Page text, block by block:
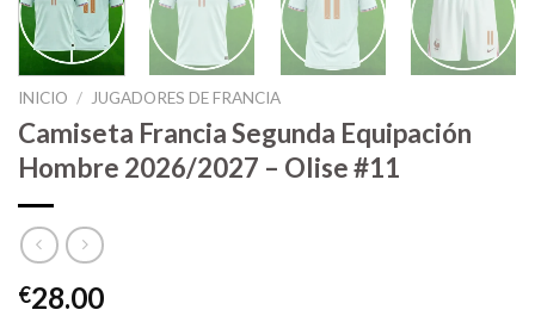
INICIO / JUGADORES DE FRANCIA
Camiseta Francia Segunda Equipación
Hombre 2026/2027 – Olise #11
€28.00